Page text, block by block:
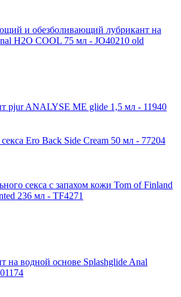
и обезболивающий лубрикант на
H2O COOL 75 мл - JO40210 old
pjur ANALYSE ME glide 1,5 мл - 11940
Ero Back Side Cream 50 мл - 77204
секса с запахом кожи Tom of Finland
236 мл - TF4271
на водной основе Splashglide Anal